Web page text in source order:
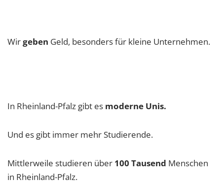
Wirgeben Geld, besonders für kleine Unternehmen.
In Rheinland-Pfalz gibt es moderne Unis.
Und es gibt immer mehr Studierende.
Mittlerweile studieren über 100 Tausend Menschen
in Rheinland-Pfalz.